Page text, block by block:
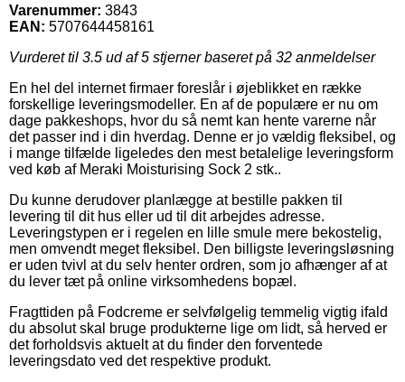
Varenummer: 3843
EAN: 5707644458161
Vurderet til 3.5 ud af 5 stjerner baseret på 32 anmeldelser
En hel del internet firmaer foreslår i øjeblikket en række
forskellige leveringsmodeller. En af de populære er nu om
dage pakkeshops, hvor du så nemt kan hente varerne når
det passer ind i din hverdag. Denne er jo vældig fleksibel, og
i mange tilfælde ligeledes den mest betalelige leveringsform
ved køb af Meraki Moisturising Sock 2 stk..
Du kunne derudover planlægge at bestille pakken til
levering til dit hus eller ud til dit arbejdes adresse.
Leveringstypen er i regelen en lille smule mere bekostelig,
men omvendt meget fleksibel. Den billigste leveringsløsning
er uden tvivl at du selv henter ordren, som jo afhænger af at
du lever tæt på online virksomhedens bopæl.
Fragttiden på Fodcreme er selvfølgelig temmelig vigtig ifald
du absolut skal bruge produkterne lige om lidt, så herved er
det forholdsvis aktuelt at du finder den forventede
leveringsdato ved det respektive produkt.